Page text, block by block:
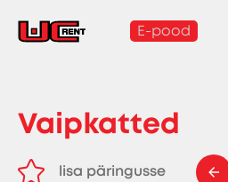
E-pood
Vaipkatted
lisa päringusse